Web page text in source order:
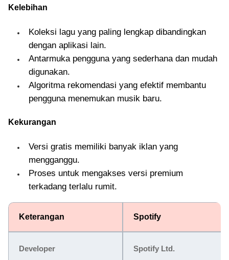
Kelebihan
Koleksi lagu yang paling lengkap dibandingkan
dengan aplikasi lain.
Antarmuka pengguna yang sederhana dan mudah
digunakan.
Algoritma rekomendasi yang efektif membantu
pengguna menemukan musik baru.
Kekurangan
Versi gratis memiliki banyak iklan yang
mengganggu.
Proses untuk mengakses versi premium
terkadang terlalu rumit.
Keterangan Spotify
Developer Spotify Ltd.